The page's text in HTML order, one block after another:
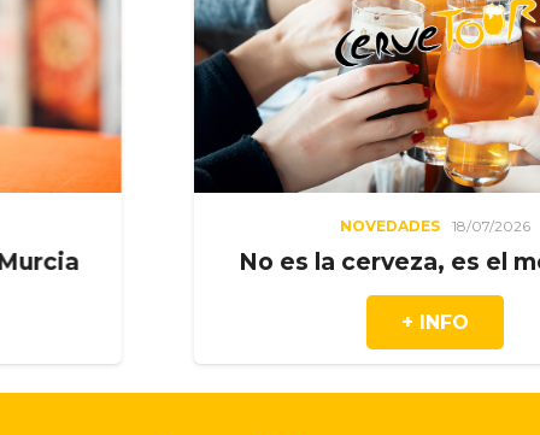
18/07/2026
No es la cerveza, es el momento